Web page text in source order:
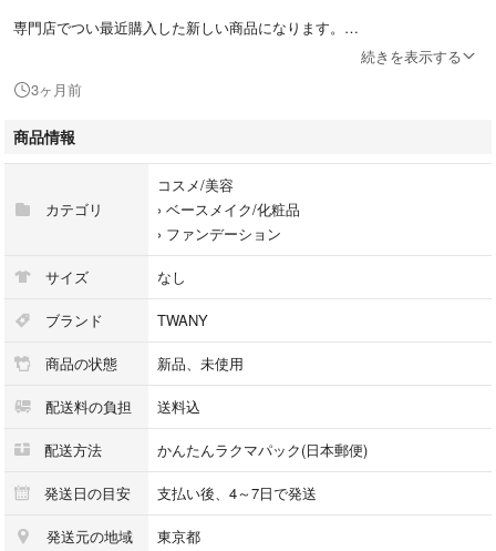
専門店でつい最近購入した新しい商品になります。
製造番号0403
カラー全5色
オークルD
ピンクオークルB
ご希望の方はコメントお願い致します。
変更させて頂きます。
株式会社カネボウ化粧品
東京都中央区茅場町1-14-10
MADE IN JAPAN
続きを表示する
3ヶ月前
商品情報
カテゴリ
コスメ/美容
› ベースメイク/化粧品
› ファンデーション
サイズ なし
ブランド TWANY
商品の状態 新品、未使用
配送料の負担 送料込
配送方法 かんたんラクマパック(日本郵便)
発送日の目安 支払い後、4～7日で発送
発送元の地域 東京都